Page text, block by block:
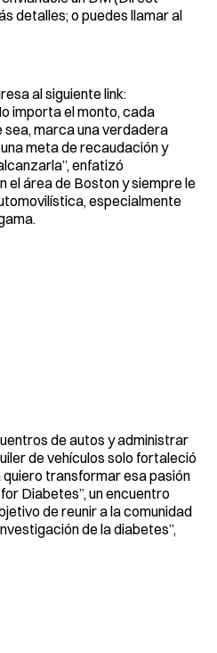
detalles; o puedes llamar al
al siguiente link:
importa el monto, cada
sea, marca una verdadera
meta de recaudación y
enfatizó
el área de Boston y siempre le
especialmente
de autos y administrar
de vehículos solo fortaleció
quiero transformar esa pasión
Diabetes”, un encuentro
de reunir a la comunidad
de la diabetes”,